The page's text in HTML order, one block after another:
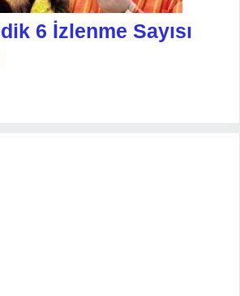
6 İzlenme Sayısı